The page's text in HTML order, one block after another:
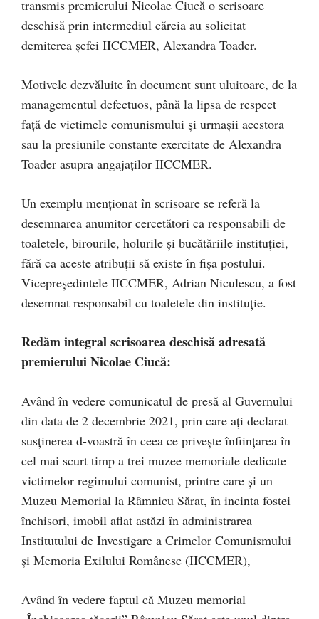
transmis premierului Nicolae Ciucă o scrisoare
deschisă prin intermediul căreia au solicitat
demiterea șefei IICCMER, Alexandra Toader.
Motivele dezvăluite în document sunt uluitoare, de la
managementul defectuos, până la lipsa de respect
față de victimele comunismului și urmașii acestora
sau la presiunile constante exercitate de Alexandra
Toader asupra angajaților IICCMER.
Un exemplu menționat în scrisoare se referă la
desemnarea anumitor cercetători ca responsabili de
toaletele, birourile, holurile și bucătăriile instituției,
fără ca aceste atribuții să existe în fișa postului.
Vicepreședintele IICCMER, Adrian Niculescu, a fost
desemnat responsabil cu toaletele din instituție.
Redăm integral scrisoarea deschisă adresată
premierului Nicolae Ciucă:
Având în vedere comunicatul de presă al Guvernului
din data de 2 decembrie 2021, prin care ați declarat
susținerea d-voastră în ceea ce privește înființarea în
cel mai scurt timp a trei muzee memoriale dedicate
victimelor regimului comunist, printre care și un
Muzeu Memorial la Râmnicu Sărat, în incinta fostei
închisori, imobil aflat astăzi în administrarea
Institutului de Investigare a Crimelor Comunismului
și Memoria Exilului Românesc (IICCMER),
Având în vedere faptul că Muzeu memorial